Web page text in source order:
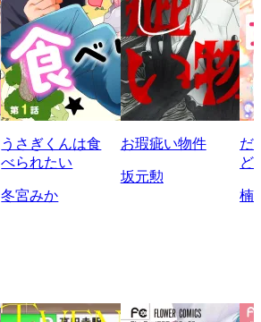
うさぎくんは食
べられたい
冬宮みか
お瑕疵い物件
坂元勲
だ
ど
楠